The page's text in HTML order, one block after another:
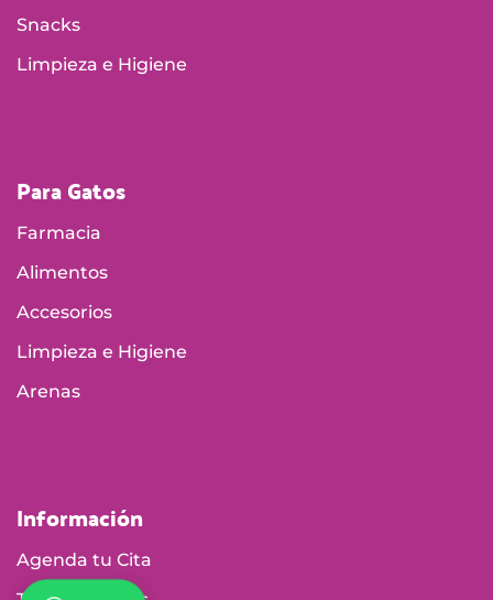
Snacks
Limpieza e Higiene
Para Gatos
Farmacia
Alimentos
Accesorios
Limpieza e Higiene
Arenas
Información
Agenda tu Cita